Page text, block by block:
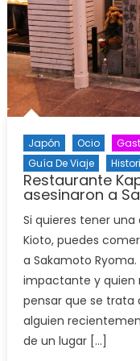
Japón Ocio
Guía De Viaje
Restaurante
asesinaron a
Si quieres tener
Kioto, puedes
a Sakamoto
impactante y quien
pensar que se trata
alguien
de un lugar […]